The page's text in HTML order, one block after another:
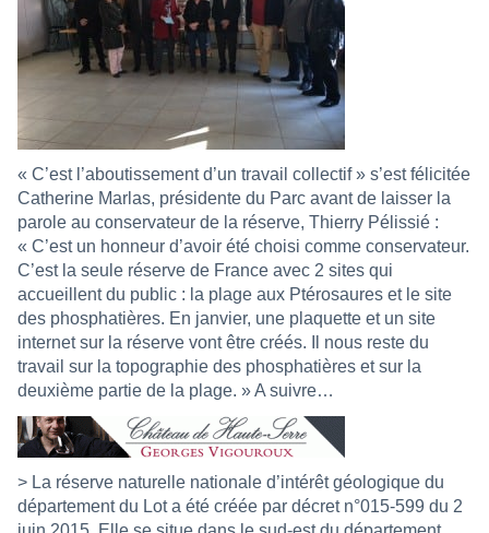
« C’est l’aboutissement d’un travail collectif » s’est félicitée
Catherine Marlas, présidente du Parc avant de laisser la
parole au conservateur de la réserve, Thierry Pélissié :
« C’est un honneur d’avoir été choisi comme conservateur.
C’est la seule réserve de France avec 2 sites qui
accueillent du public : la plage aux Ptérosaures et le site
des phosphatières. En janvier, une plaquette et un site
internet sur la réserve vont être créés. Il nous reste du
travail sur la topographie des phosphatières et sur la
deuxième partie de la plage. » A suivre…
> La réserve naturelle nationale d’intérêt géologique du
département du Lot a été créée par décret n°015-599 du 2